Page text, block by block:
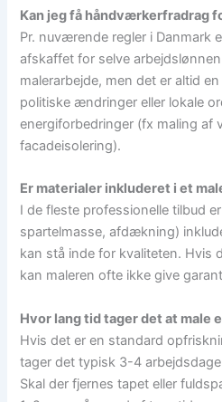
Kan jeg få håndværkerfradrag
Pr. nuværende regler i Danmark
afskaffet for selve
malerarbejde, men det er altid
politiske ændringer eller lokale
energiforbedringer (fx maling af
facadeisolering).
Er materialer inkluderet i et
I de fleste professionelle tilbud
spartelmasse, afdækning)
kan stå inde for kvaliteten. Hvis
kan maleren ofte ikke give
Hvor lang tid tager det at male
Hvis det er en standard
tager det typisk 3-4
Skal der fjernes tapet eller